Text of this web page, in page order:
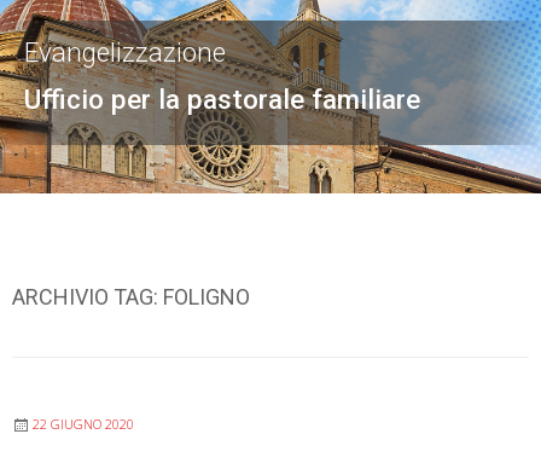
Ufficio per la pastorale familiare
Evangelizzazione
ARCHIVIO TAG: FOLIGNO
22 GIUGNO 2020